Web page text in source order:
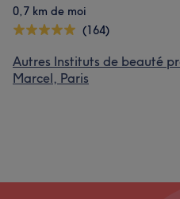
0,7 km de moi
(164)
Autres Instituts de beauté
Marcel, Paris